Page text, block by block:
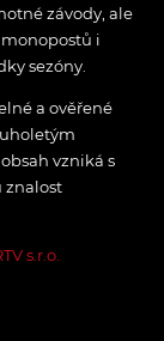
závody, ale
i
sezóny.
a ověřené
vzniká s
znalost
s.r.o.